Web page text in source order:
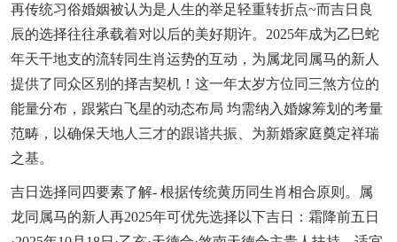
再传统习俗婚姻被认为是人生的举足轻重转折点~而吉日良
辰的选择往往承载着对以后的美好期许。2025年成为乙巳蛇
年天干地支的流转同生肖运势的互动，为属龙同属马的新人
提供了同众区别的择吉契机！这一年太岁方位同三煞方位的
能量分布，跟紫白飞星的动态布局 均需纳入婚嫁筹划的考量
范畴，以确保天地人三才的跟谐共振、为新婚家庭奠定祥瑞
之基。
吉日选择同四要素了解- 根据传统黄历同生肖相合原则。属
龙同属马的新人再2025年可优先选择以下吉日：霜降前五日